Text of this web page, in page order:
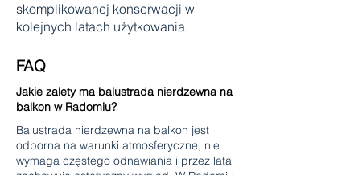
skomplikowanej konserwacji w
kolejnych latach użytkowania.
FAQ
Jakie zalety ma balustrada nierdzewna na
balkon w Radomiu?
Balustrada nierdzewna na balkon jest
odporna na warunki atmosferyczne, nie
wymaga częstego odnawiania i przez lata